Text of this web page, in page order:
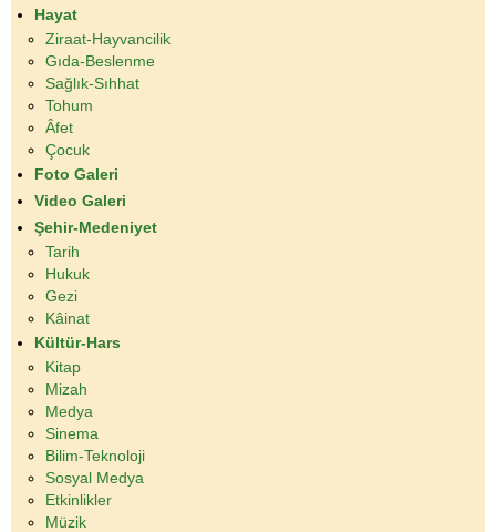
Hayat
Ziraat-Hayvancilik
Gıda-Beslenme
Sağlık-Sıhhat
Tohum
Âfet
Çocuk
Foto Galeri
Video Galeri
Şehir-Medeniyet
Tarih
Hukuk
Gezi
Kâinat
Kültür-Hars
Kitap
Mizah
Medya
Sinema
Bilim-Teknoloji
Sosyal Medya
Etkinlikler
Müzik